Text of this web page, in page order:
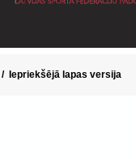
/ Iepriekšējā lapas versija